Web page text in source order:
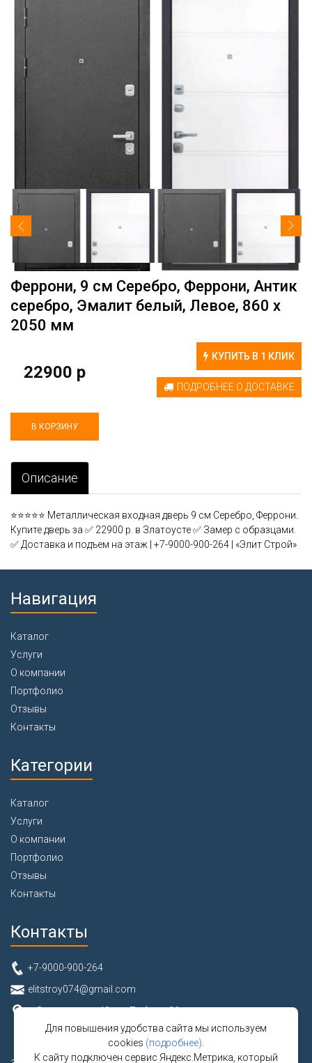
Феррони, 9 см Серебро, Феррони, Антик
серебро, Эмалит белый, Левое, 860 х
2050 мм
22900 р
КУПИТЬ В 1 КЛИК
ПОДРОБНЕЕ О ДОСТАВКЕ
Описание
⭐⭐⭐⭐⭐ Металлическая входная дверь 9 см Серебро, Феррони.
Купите дверь за ✅ 22900 р. в Златоусте ✅ Замер с образцами.
✅ Доставка и подъем на этаж | +7-9000-900-264 | «Элит Строй»
Навигация
Каталог
Услуги
О компании
Портфолио
Отзывы
Контакты
Категории
Каталог
Услуги
О компании
Портфолио
Отзывы
Контакты
Контакты
+7-9000-900-264
elitstroy074@gmail.com
г. Златоуст, ул. 40 лет Победы, 26
Для повышения удобства сайта мы используем
cookies (подробнее)
К сайту подключен сервис Яндекс.Метрика, который